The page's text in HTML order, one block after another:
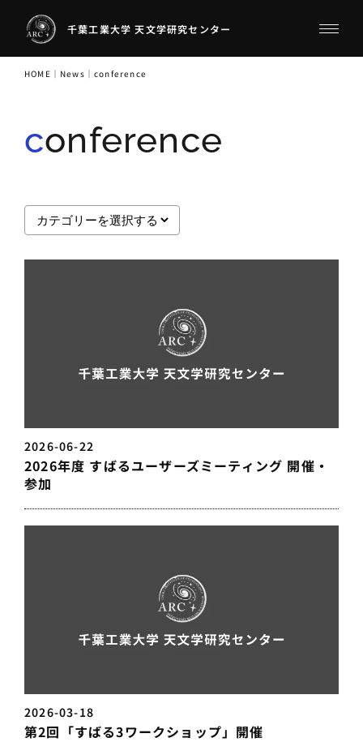
千葉工業大学 天文学研究センター
HOME ｜ News ｜conference
conference
2026-06-22
2026年度 すばるユーザーズミーティング 開催・
参加
2026-03-18
第2回「すばる3ワークショップ」開催